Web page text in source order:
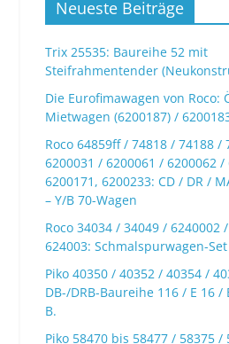
Neueste Beiträge
Trix 25535: Baureihe 52 mit
Steifrahmentender
Die Eurofimawagen von Roco:
Mietwagen (6200187) /
Roco 64859ff / 74818 / 74188 /
6200031 / 6200061 / 6200062 /
6200171, 6200233: CD / DR /
– Y/B 70-Wagen
Roco 34034 / 34049 / 6240002
624003: Schmalspurwagen-Set
Piko 40350 / 40352 / 40354 /
DB-/DRB-Baureihe 116 / E 16 /
B.
Piko 58470 bis 58477 / 58375 /